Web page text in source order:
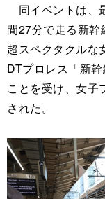
同イベントは、
間27分で走る新
超スペクタクルな
DTプロレス「新
ことを受け、女子
された。